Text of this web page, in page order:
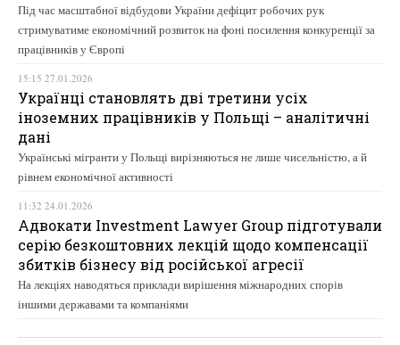
Під час масштабної відбудови України дефіцит робочих рук
стримуватиме економічний розвиток на фоні посилення конкуренції за
працівників у Європі
15:15 27.01.2026
Українці становлять дві третини усіх
іноземних працівників у Польщі – аналітичні
дані
Українські мігранти у Польщі вирізняються не лише чисельністю, а й
рівнем економічної активності
11:32 24.01.2026
Адвокати Investment Lawyer Group підготували
серію безкоштовних лекцій щодо компенсації
збитків бізнесу від російської агресії
На лекціях наводяться приклади вирішення міжнародних спорів
іншими державами та компаніями